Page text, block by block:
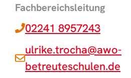
Fachbereichsleitung
02241 8957243
ulrike.trocha@awo-
betreuteschulen.de